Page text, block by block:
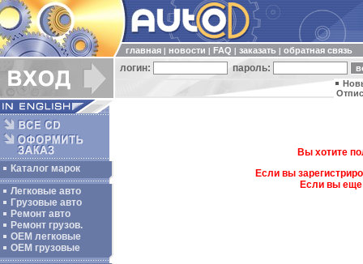
главная новости FAQ заказать обратная связь
логин: пароль:
Каталог марок
Легковые авто
Грузовые авто
Ремонт авто
Ремонт грузов.
ОЕМ легковые
OEM грузовые
Вы хотите
Если вы
Если вы еще